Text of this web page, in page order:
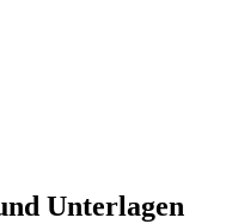
Unterlagen